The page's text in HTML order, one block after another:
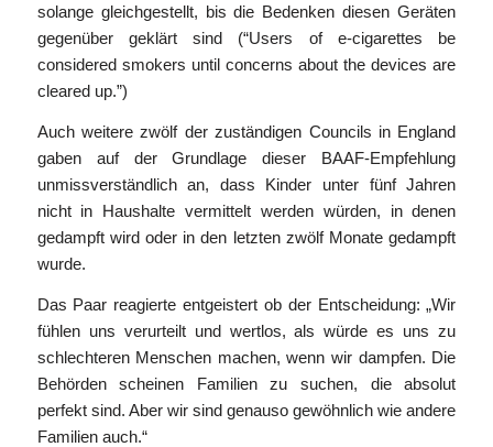
solange gleichgestellt, bis die Bedenken diesen Geräten
gegenüber geklärt sind (“Users of e-cigarettes be
considered smokers until concerns about the devices are
cleared up.”)
Auch weitere zwölf der zuständigen Councils in England
gaben auf der Grundlage dieser BAAF-Empfehlung
unmissverständlich an, dass Kinder unter fünf Jahren
nicht in Haushalte vermittelt werden würden, in denen
gedampft wird oder in den letzten zwölf Monate gedampft
wurde.
Das Paar reagierte entgeistert ob der Entscheidung: „Wir
fühlen uns verurteilt und wertlos, als würde es uns zu
schlechteren Menschen machen, wenn wir dampfen. Die
Behörden scheinen Familien zu suchen, die absolut
perfekt sind. Aber wir sind genauso gewöhnlich wie andere
Familien auch.“